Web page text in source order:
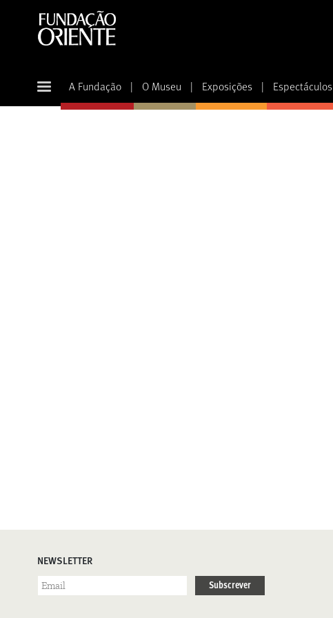
A Fundação O Museu Exposições Espectáculos
NEWSLETTER
Subscrever